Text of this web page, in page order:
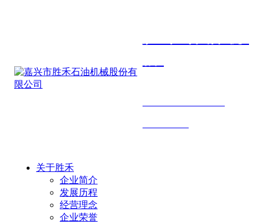
关于胜禾
企业简介
发展历程
经营理念
企业荣誉